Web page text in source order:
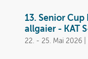
13. Senior
allgaier - KAT
22. - 25. Mai 2026